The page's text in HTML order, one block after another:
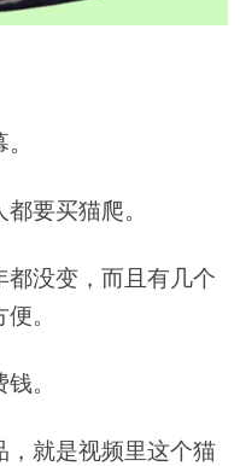
要买猫爬。
没变，而且有几个
。
。
就是视频里这个猫